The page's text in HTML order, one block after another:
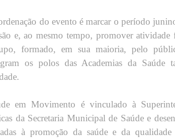
do evento é marcar o período
e, ao mesmo tempo, promover atividade
formado, em sua maioria, pelo
os polos das Academias da Saúde
em Movimento é vinculado à
da Secretaria Municipal de Saúde e
à promoção da saúde e da